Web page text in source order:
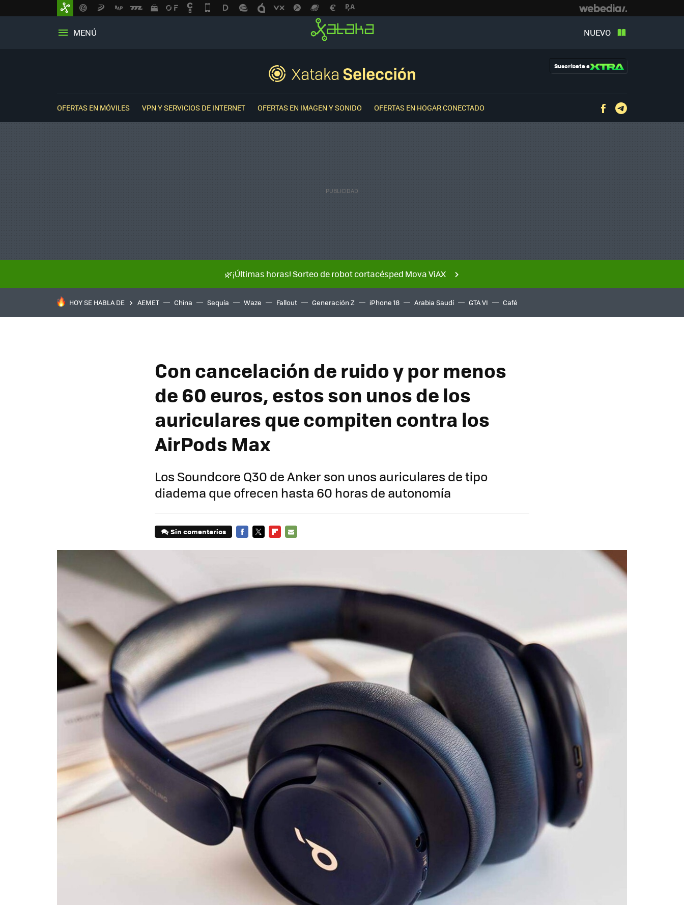
MENÚ NUEVO
Suscríbete a
OFERTAS EN MÓVILES VPN Y SERVICIOS DE INTERNET OFERTAS EN IMAGEN Y SONIDO OFERTAS EN HOGAR CONECTADO Facebook
🌿¡Últimas horas! Sorteo de robot cortacésped Mova ViAX
HOY SE HABLA DE AEMET China Sequía Waze Fallout Generación Z iPhone 18 Arabia Saudí GTA VI Café
Con cancelación de ruido y por menos
de 60 euros, estos son unos de los
auriculares que compiten contra los
AirPods Max
Los Soundcore Q30 de Anker son unos auriculares de tipo
diadema que ofrecen hasta 60 horas de autonomía
Sin comentarios